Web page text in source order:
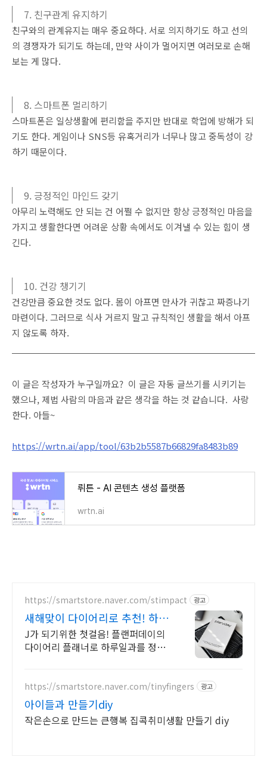
7. 친구관계 유지하기
친구와의 관계유지는 매우 중요하다. 서로 의지하기도 하고 선의
의 경쟁자가 되기도 하는데, 만약 사이가 멀어지면 여러모로 손해
보는 게 많다.
8. 스마트폰 멀리하기
스마트폰은 일상생활에 편리함을 주지만 반대로 학업에 방해가 되
기도 한다. 게임이나 SNS등 유혹거리가 너무나 많고 중독성이 강
하기 때문이다.
9. 긍정적인 마인드 갖기
아무리 노력해도 안 되는 건 어쩔 수 없지만 항상 긍정적인 마음을
가지고 생활한다면 어려운 상황 속에서도 이겨낼 수 있는 힘이 생
긴다.
10. 건강 챙기기
건강만큼 중요한 것도 없다. 몸이 아프면 만사가 귀찮고 짜증나기
마련이다. 그러므로 식사 거르지 말고 규칙적인 생활을 해서 아프
지 않도록 하자.
이 글은 작성자가 누구일까요? 이 글은 자동 글쓰기를 시키기는
했으나, 제법 사람의 마음과 같은 생각을 하는 것 같습니다. 사랑
한다. 아들~
https://wrtn.ai/app/tool/63b2b5587b66829fa8483b89
뤼튼 - AI 콘텐츠 생성 플랫폼
wrtn.ai
https://smartstore.naver.com/stimpact 광고
새해맞이 다이어리로 추천! 하루
를 효율적으로 완벽하게
J가 되기위한 첫걸음! 플랜퍼데이의
다이어리 플래너로 하루일과를 정리
만나보세요!
https://smartstore.naver.com/tinyfingers 광고
아이들과 만들기diy
작은손으로 만드는 큰행복 집콕취미생활 만들기 diy